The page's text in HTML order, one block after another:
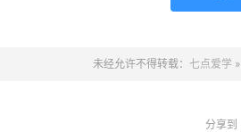
未经允许不得转载： 七点爱学 »
分享到